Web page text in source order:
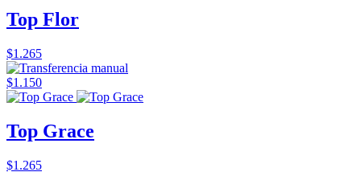
Top Flor
$1.265
$1.150
Top Grace
$1.265